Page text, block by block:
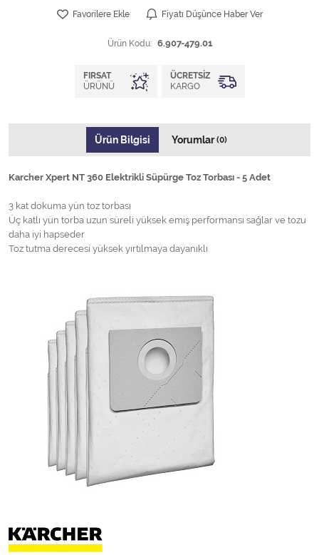
Favorilere Ekle Fiyatı Düşünce Haber Ver
Ürün Kodu: 6.907-479.01
FIRSAT
ÜRÜNÜ
ÜCRETSIZ
KARGO
Ürün Bilgisi Yorumlar(0)
Karcher Xpert NT 360 Elektrikli Süpürge Toz Torbası - 5 Adet
3 kat dokuma yün toz torbası
Üç katlı yün torba uzun süreli yüksek emiş performansı sağlar ve tozu
daha iyi hapseder
Toz tutma derecesi yüksek yırtılmaya dayanıklı